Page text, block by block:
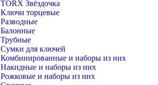
TORX Звёздочка
Ключи торцевые
Разводные
Балонные
Трубные
Сумки для ключей
Комбинированные и наборы из них
Накидные и наборы из них
Рожковые и наборы из них